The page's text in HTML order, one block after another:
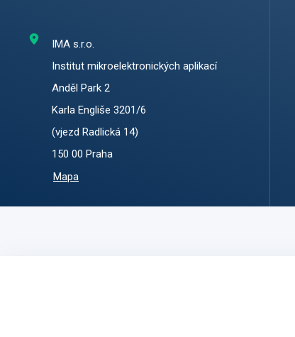
IMA s.r.o.
Institut mikroelektronických aplikací
Anděl Park 2
Karla Engliše 3201/6
(vjezd Radlická 14)
150 00 Praha
Mapa